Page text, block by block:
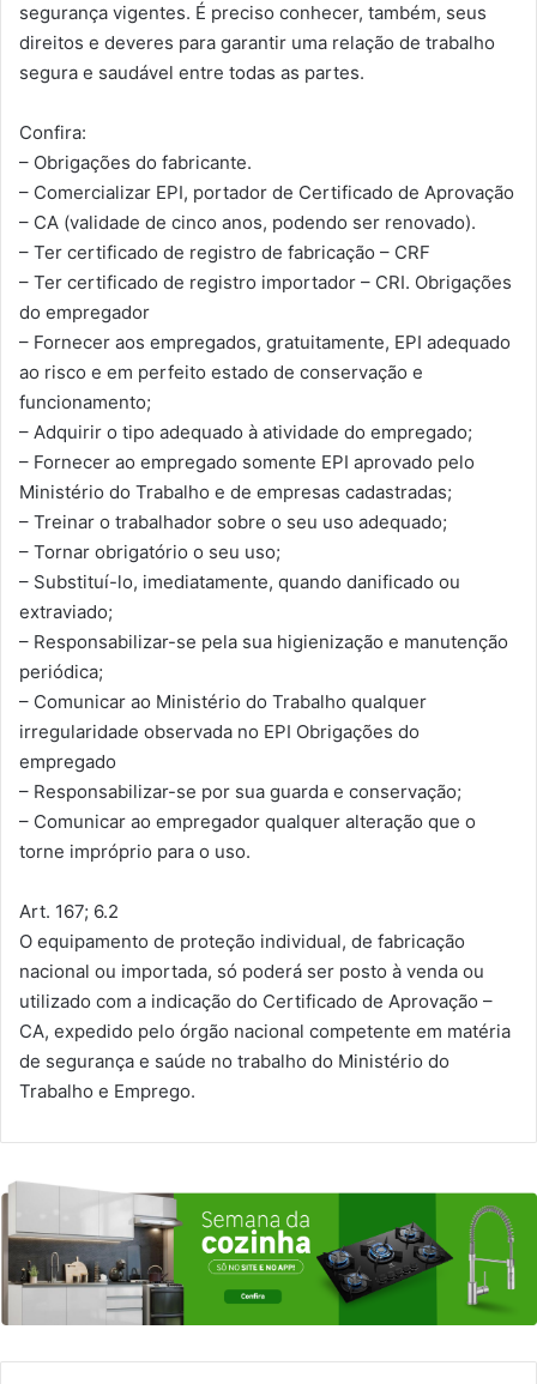
segurança vigentes. É preciso conhecer, também, seus
direitos e deveres para garantir uma relação de trabalho
segura e saudável entre todas as partes.
Confira:
– Obrigações do fabricante.
– Comercializar EPI, portador de Certificado de Aprovação
– CA (validade de cinco anos, podendo ser renovado).
– Ter certificado de registro de fabricação – CRF
– Ter certificado de registro importador – CRI. Obrigações
do empregador
– Fornecer aos empregados, gratuitamente, EPI adequado
ao risco e em perfeito estado de conservação e
funcionamento;
– Adquirir o tipo adequado à atividade do empregado;
– Fornecer ao empregado somente EPI aprovado pelo
Ministério do Trabalho e de empresas cadastradas;
– Treinar o trabalhador sobre o seu uso adequado;
– Tornar obrigatório o seu uso;
– Substituí-lo, imediatamente, quando danificado ou
extraviado;
– Responsabilizar-se pela sua higienização e manutenção
periódica;
– Comunicar ao Ministério do Trabalho qualquer
irregularidade observada no EPI Obrigações do
empregado
– Responsabilizar-se por sua guarda e conservação;
– Comunicar ao empregador qualquer alteração que o
torne impróprio para o uso.
Art. 167; 6.2
O equipamento de proteção individual, de fabricação
nacional ou importada, só poderá ser posto à venda ou
utilizado com a indicação do Certificado de Aprovação –
CA, expedido pelo órgão nacional competente em matéria
de segurança e saúde no trabalho do Ministério do
Trabalho e Emprego.